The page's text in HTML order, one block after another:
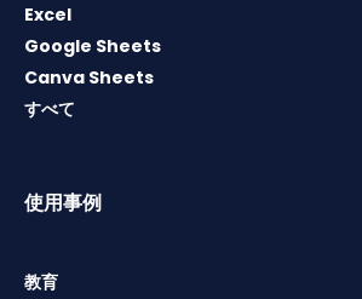
Excel
Google Sheets
Canva Sheets
すべて
使用事例
教育